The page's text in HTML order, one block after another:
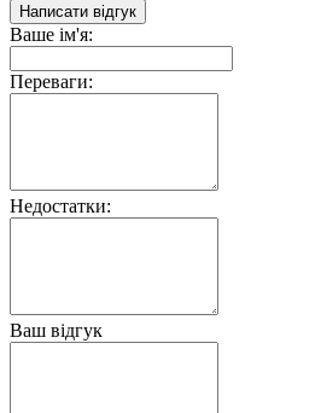
Написати відгук
Ваше ім'я:
Переваги:
Недостатки:
Ваш відгук